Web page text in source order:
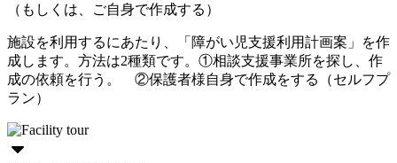
（もしくは、ご自身で作成する）
施設を利用するにあたり、「障がい児支援利用計画案」を作
成します。方法は2種類です。①相談支援事業所を探し、作
成の依頼を行う。 ②保護者様自身で作成をする（セルフプ
ラン）